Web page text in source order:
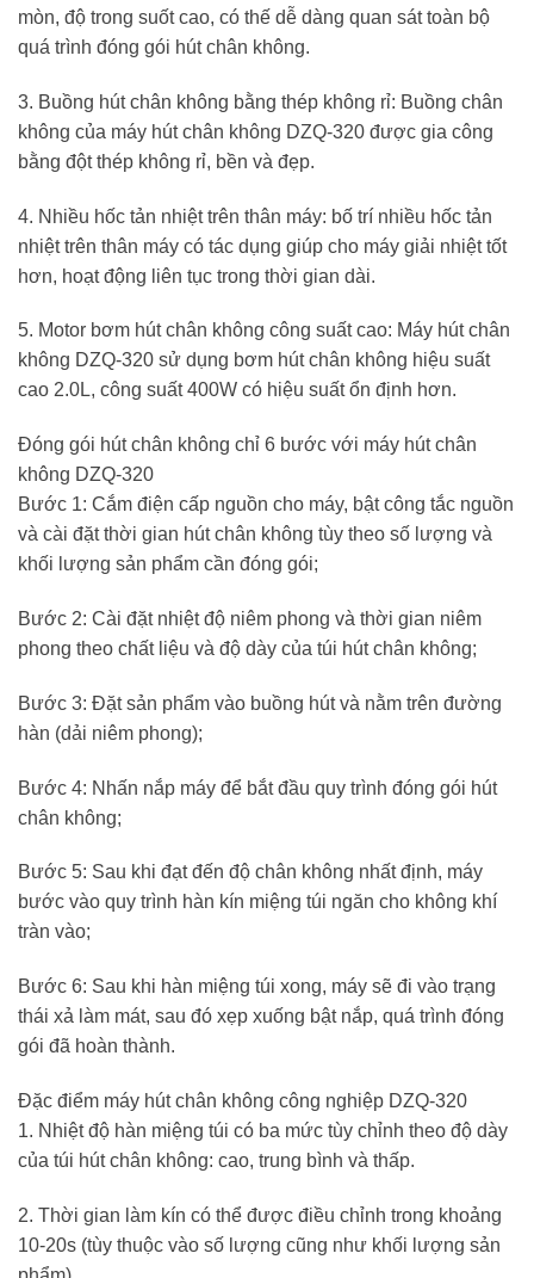
mòn, độ trong suốt cao, có thế dễ dàng quan sát toàn bộ
quá trình đóng gói hút chân không.
3. Buồng hút chân không bằng thép không rỉ: Buồng chân
không của máy hút chân không DZQ-320 được gia công
bằng đột thép không rỉ, bền và đẹp.
4. Nhiều hốc tản nhiệt trên thân máy: bố trí nhiều hốc tản
nhiệt trên thân máy có tác dụng giúp cho máy giải nhiệt tốt
hơn, hoạt động liên tục trong thời gian dài.
5. Motor bơm hút chân không công suất cao: Máy hút chân
không DZQ-320 sử dụng bơm hút chân không hiệu suất
cao 2.0L, công suất 400W có hiệu suất ổn định hơn.
Đóng gói hút chân không chỉ 6 bước với máy hút chân
không DZQ-320
Bước 1: Cắm điện cấp nguồn cho máy, bật công tắc nguồn
và cài đặt thời gian hút chân không tùy theo số lượng và
khối lượng sản phẩm cần đóng gói;
Bước 2: Cài đặt nhiệt độ niêm phong và thời gian niêm
phong theo chất liệu và độ dày của túi hút chân không;
Bước 3: Đặt sản phẩm vào buồng hút và nằm trên đường
hàn (dải niêm phong);
Bước 4: Nhấn nắp máy để bắt đầu quy trình đóng gói hút
chân không;
Bước 5: Sau khi đạt đến độ chân không nhất định, máy
bước vào quy trình hàn kín miệng túi ngăn cho không khí
tràn vào;
Bước 6: Sau khi hàn miệng túi xong, máy sẽ đi vào trạng
thái xả làm mát, sau đó xẹp xuống bật nắp, quá trình đóng
gói đã hoàn thành.
Đặc điểm máy hút chân không công nghiệp DZQ-320
1. Nhiệt độ hàn miệng túi có ba mức tùy chỉnh theo độ dày
của túi hút chân không: cao, trung bình và thấp.
2. Thời gian làm kín có thể được điều chỉnh trong khoảng
10-20s (tùy thuộc vào số lượng cũng như khối lượng sản